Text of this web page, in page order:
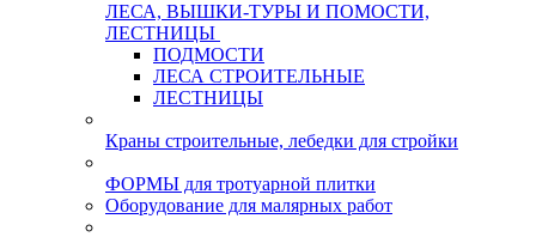
ЛЕСА, ВЫШКИ-ТУРЫ И ПОМОСТИ,
ЛЕСТНИЦЫ
ПОДМОСТИ
ЛЕСА СТРОИТЕЛЬНЫЕ
ЛЕСТНИЦЫ
Краны строительные, лебедки для стройки
ФОРМЫ для тротуарной плитки
Оборудование для малярных работ